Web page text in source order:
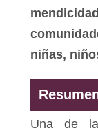
niñas,
Una de